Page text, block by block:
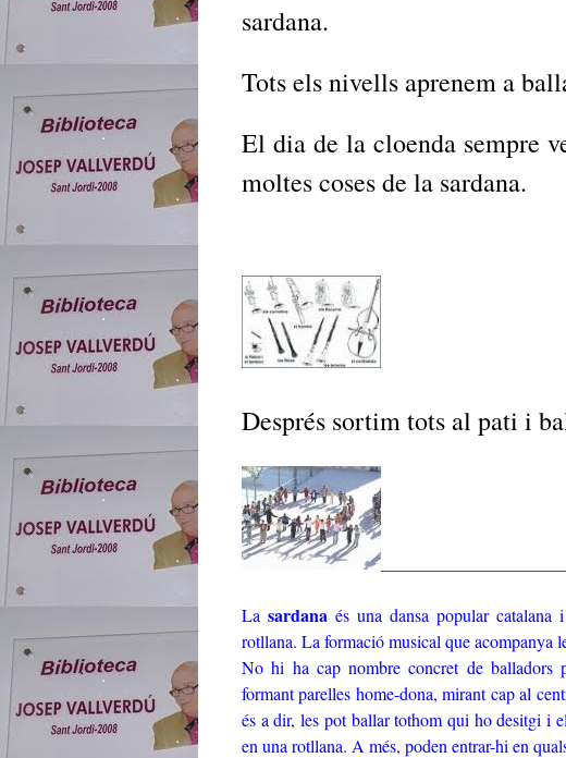
sardana.
Tots els nivells aprenem a
El dia de la cloenda sempre
moltes coses de la sardana.
Després sortim tots al pati i
La sardana és una dansa popular
rotllana. La formació musical que acompanya
No hi ha cap nombre concret de balladors
formant parelles home-dona, mirant cap al
és a dir, les pot ballar tothom qui ho desitgi i
en una rotllana. A més, poden entrar-hi en